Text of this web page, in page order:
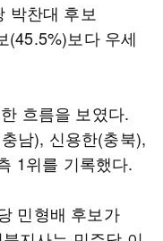
박찬대 후보
(45.5%)보다 우세
흐름을 보였다.
남), 신용한(충북),
1위를 기록했다.
민형배 후보가